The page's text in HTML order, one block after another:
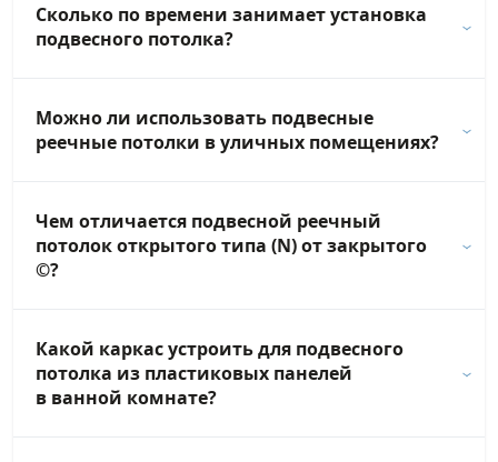
Сколько по времени занимает установка
подвесного потолка?
Можно ли использовать подвесные
реечные потолки в уличных помещениях?
Чем отличается подвесной реечный
потолок открытого типа (N) от закрытого
©?
Какой каркас устроить для подвесного
потолка из пластиковых панелей
в ванной комнате?